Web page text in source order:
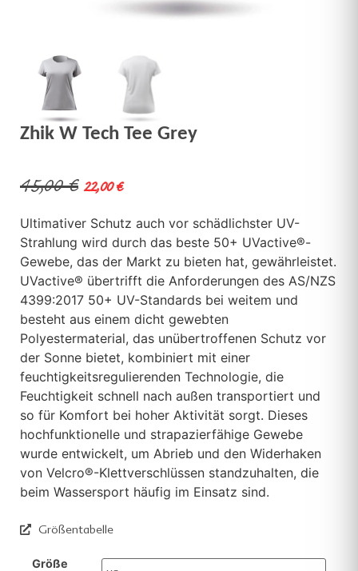
Zhik W Tech Tee Grey
45,00€ 22,00€
Ultimativer Schutz auch vor schädlichster UV-
Strahlung wird durch das beste 50+ UVactive®-
Gewebe, das der Markt zu bieten hat, gewährleistet.
UVactive® übertrifft die Anforderungen des AS/NZS
4399:2017 50+ UV-Standards bei weitem und
besteht aus einem dicht gewebten
Polyestermaterial, das unübertroffenen Schutz vor
der Sonne bietet, kombiniert mit einer
feuchtigkeitsregulierenden Technologie, die
Feuchtigkeit schnell nach außen transportiert und
so für Komfort bei hoher Aktivität sorgt. Dieses
hochfunktionelle und strapazierfähige Gewebe
wurde entwickelt, um Abrieb und den Widerhaken
von Velcro®-Klettverschlüssen standzuhalten, die
beim Wassersport häufig im Einsatz sind.
Größentabelle
Größe